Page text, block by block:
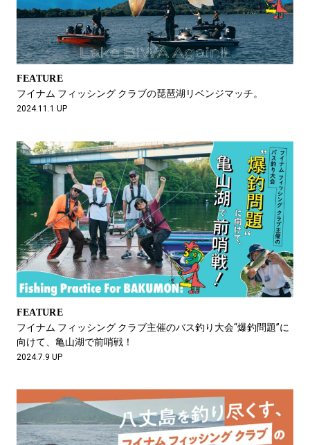
FEATURE
フイナム フィッシング クラブの琵琶湖リベンジマッチ。
2024.11.1 UP
FEATURE
フイナム フィッシング クラブ主催のバス釣り大会“爆釣問題”に
向けて、亀山湖で前哨戦！
2024.7.9 UP